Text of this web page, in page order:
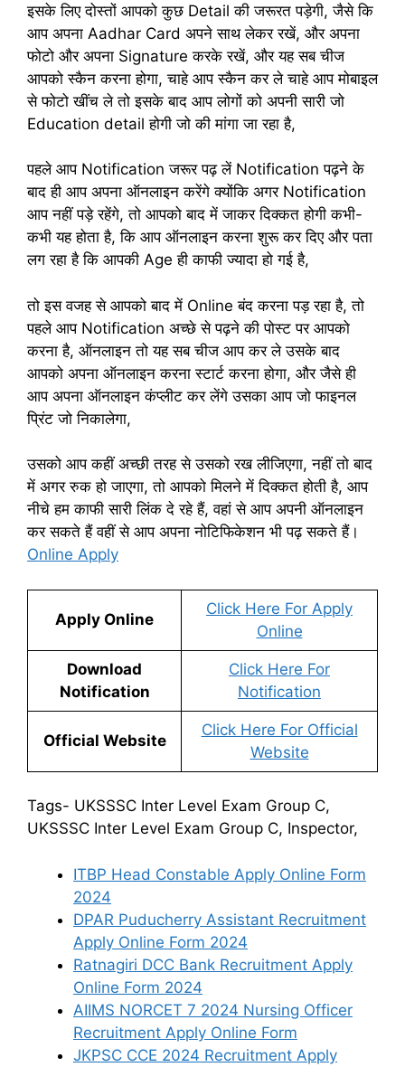
इसके लिए दोस्तों आपको कुछ Detail की जरूरत पड़ेगी, जैसे कि
आप अपना Aadhar Card अपने साथ लेकर रखें, और अपना
फोटो और अपना Signature करके रखें, और यह सब चीज
आपको स्कैन करना होगा, चाहे आप स्कैन कर ले चाहे आप मोबाइल
से फोटो खींच ले तो इसके बाद आप लोगों को अपनी सारी जो
Education detail होगी जो की मांगा जा रहा है,
पहले आप Notification जरूर पढ़ लें Notification पढ़ने के
बाद ही आप अपना ऑनलाइन करेंगे क्योंकि अगर Notification
आप नहीं पड़े रहेंगे, तो आपको बाद में जाकर दिक्कत होगी कभी-
कभी यह होता है, कि आप ऑनलाइन करना शुरू कर दिए और पता
लग रहा है कि आपकी Age ही काफी ज्यादा हो गई है,
तो इस वजह से आपको बाद में Online बंद करना पड़ रहा है, तो
पहले आप Notification अच्छे से पढ़ने की पोस्ट पर आपको
करना है, ऑनलाइन तो यह सब चीज आप कर ले उसके बाद
आपको अपना ऑनलाइन करना स्टार्ट करना होगा, और जैसे ही
आप अपना ऑनलाइन कंप्लीट कर लेंगे उसका आप जो फाइनल
प्रिंट जो निकालेगा,
उसको आप कहीं अच्छी तरह से उसको रख लीजिएगा, नहीं तो बाद
में अगर रुक हो जाएगा, तो आपको मिलने में दिक्कत होती है, आप
नीचे हम काफी सारी लिंक दे रहे हैं, वहां से आप अपनी ऑनलाइन
कर सकते हैं वहीं से आप अपना नोटिफिकेशन भी पढ़ सकते हैं।
Online Apply
Apply Online
Click Here For Apply
Online
Download
Notification
Click Here For
Notification
Official Website
Click Here For Official
Website
Tags- UKSSSC Inter Level Exam Group C,
UKSSSC Inter Level Exam Group C, Inspector,
ITBP Head Constable Apply Online Form
2024
DPAR Puducherry Assistant Recruitment
Apply Online Form 2024
Ratnagiri DCC Bank Recruitment Apply
Online Form 2024
AIIMS NORCET 7 2024 Nursing Officer
Recruitment Apply Online Form
JKPSC CCE 2024 Recruitment Apply